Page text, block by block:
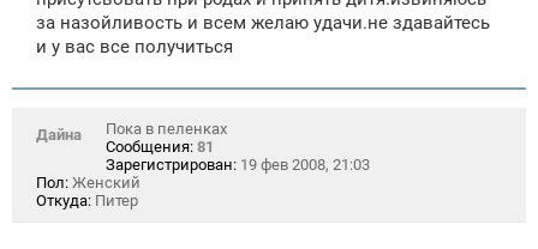
за назойливость и всем желаю удачи.не здавайтесь
и у вас все получиться
Дайна
Пока в пеленках
Сообщения: 81
Зарегистрирован: 19 фев 2008, 21:03
Пол: Женский
Откуда: Питер